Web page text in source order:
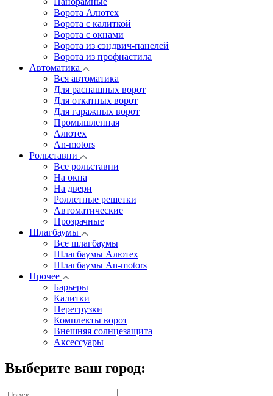
Ворота Алютех
Ворота с калиткой
Ворота c окнами
Ворота из сэндвич-панелей
Ворота из профнастила
Автоматика
Вся автоматика
Для распашных ворот
Для откатных ворот
Для гаражных ворот
Промышленная
Алютех
An-motors
Рольставни
Все рольставни
На окна
На двери
Роллетные решетки
Автоматические
Прозрачные
Шлагбаумы
Все шлагбаумы
Шлагбаумы Алютех
Шлагбаумы An-motors
Прочее
Барьеры
Калитки
Перегрузки
Комплекты ворот
Внешняя солнцезащита
Аксессуары
Выберите ваш город: